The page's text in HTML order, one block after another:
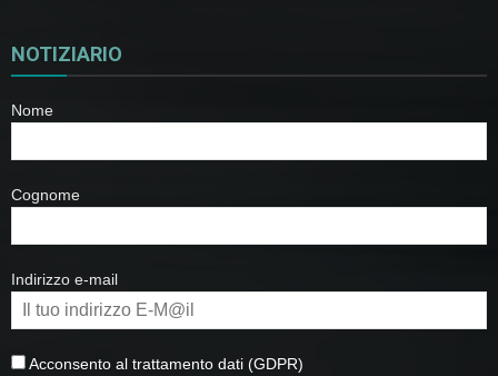
NOTIZIARIO
Nome
Cognome
Indirizzo e-mail
Acconsento al trattamento dati (GDPR)